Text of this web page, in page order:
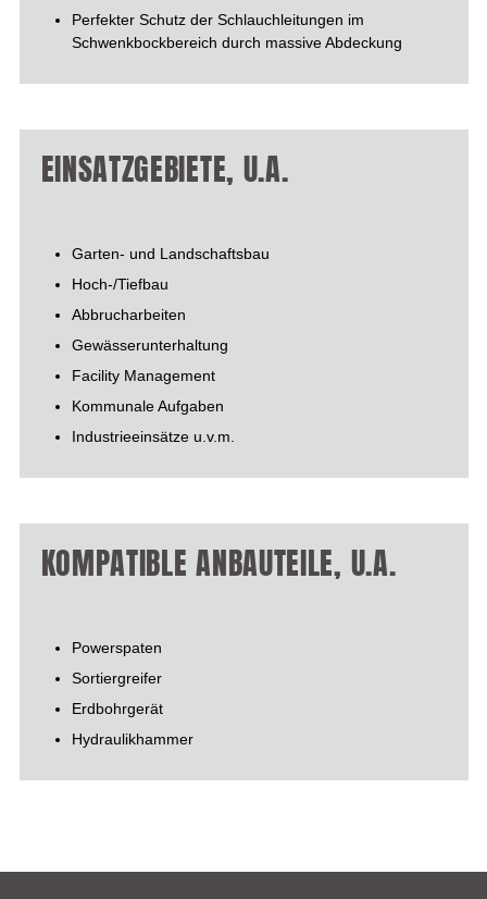
Perfekter Schutz der Schlauchleitungen im
Schwenkbockbereich durch massive Abdeckung
EINSATZGEBIETE, U.A.
Garten- und Landschaftsbau
Hoch-/Tiefbau
Abbrucharbeiten
Gewässerunterhaltung
Facility Management
Kommunale Aufgaben
Industrieeinsätze u.v.m.
KOMPATIBLE ANBAUTEILE, U.A.
Powerspaten
Sortiergreifer
Erdbohrgerät
Hydraulikhammer